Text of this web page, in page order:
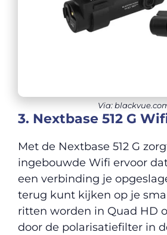
Via:
3. Nextbase 512 G
Met de Nextbase 512 G
ingebouwde Wifi ervoor
een verbinding je
terug kunt kijken op je
ritten worden in Quad HD
door de polarisatiefilter in